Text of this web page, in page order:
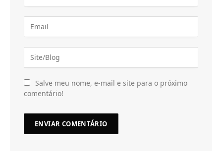
Salve meu nome, e-mail e site para o próximo
comentário!